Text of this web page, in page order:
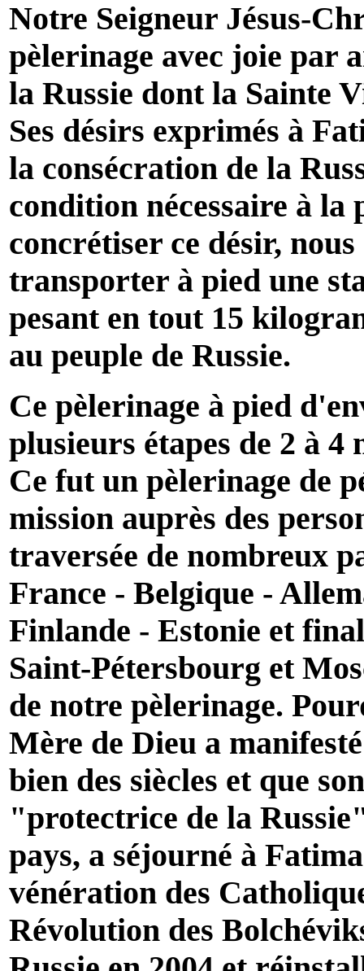
Notre Seigneur Jésus-
pèlerinage avec joie par
la Russie dont la Sainte
Ses désirs exprimés à
la consécration de la
condition nécessaire à la
concrétiser ce désir,
transporter à pied une
pesant en tout 15
au peuple de Russie.
Ce pèlerinage à pied
plusieurs étapes de 2 à 4
Ce fut un pèlerinage de
mission auprès des
traversée de nombreux
France - Belgique -
Finlande - Estonie et
Saint-Pétersbourg et
de notre pèlerinage.
Mère de Dieu a
bien des siècles et que
"protectrice de la
pays, a séjourné à
vénération des
Révolution des